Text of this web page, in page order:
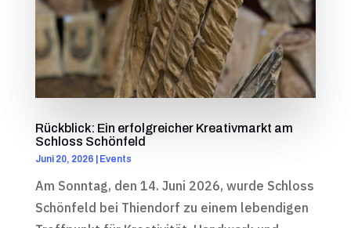
Rückblick: Ein erfolgreicher Kreativmarkt am
Schloss Schönfeld
Juni 20, 2026 Events
Am Sonntag, den 14. Juni 2026, wurde Schloss
Schönfeld bei Thiendorf zu einem lebendigen